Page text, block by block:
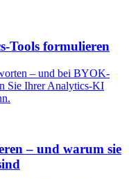
Tools formulieren
– und bei BYOK-
Sie Ihrer Analytics-KI
– und warum sie